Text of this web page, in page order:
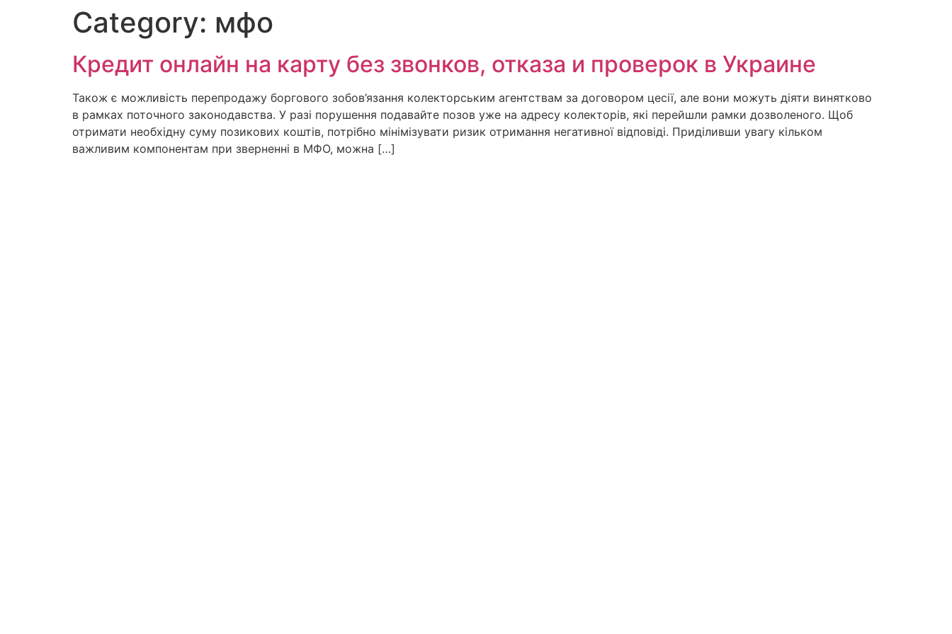
Category: мфо
Кредит онлайн на карту без звонков, отказа и проверок в Украине
Також є можливість перепродажу боргового зобов’язання колекторським агентствам за договором цесії, але вони можуть діяти винятково
в рамках поточного законодавства. У разі порушення подавайте позов уже на адресу колекторів, які перейшли рамки дозволеного. Щоб
отримати необхідну суму позикових коштів, потрібно мінімізувати ризик отримання негативної відповіді. Приділивши увагу кільком
важливим компонентам при зверненні в МФО, можна […]